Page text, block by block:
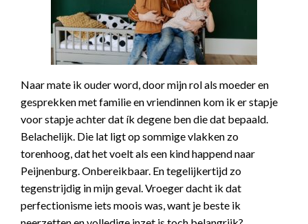
Naar mate ik ouder word, door mijn rol als moeder en
gesprekken met familie en vriendinnen kom ik er stapje
voor stapje achter dat ík degene ben die dat bepaald.
Belachelijk. Die lat ligt op sommige vlakken zo
torenhoog, dat het voelt als een kind happend naar
Peijnenburg. Onbereikbaar. En tegelijkertijd zo
tegenstrijdig in mijn geval. Vroeger dacht ik dat
perfectionisme iets moois was, want je beste ik